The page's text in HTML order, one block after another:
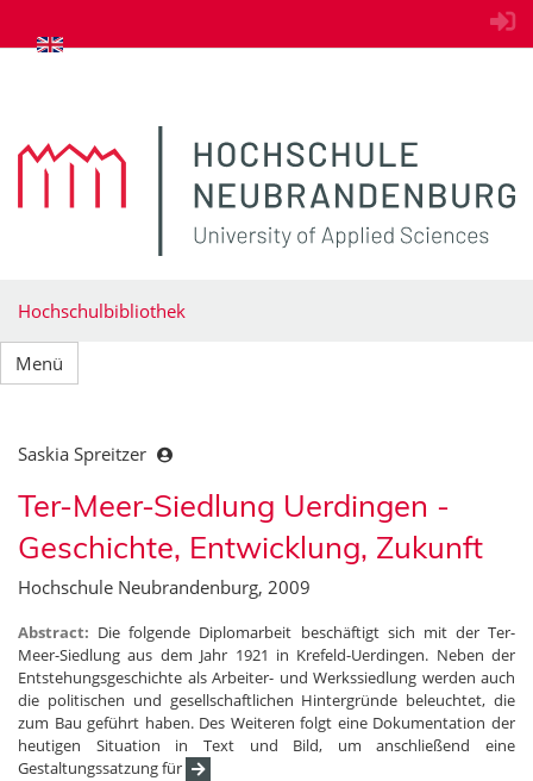
zum Inhalt springen
Hochschulbibliothek
Menü
Saskia Spreitzer
Ter-Meer-Siedlung Uerdingen -
Geschichte, Entwicklung, Zukunft
Hochschule Neubrandenburg, 2009
Abstract: Die folgende Diplomarbeit beschäftigt sich mit der Ter-
Meer-Siedlung aus dem Jahr 1921 in Krefeld-Uerdingen. Neben der
Entstehungsgeschichte als Arbeiter- und Werkssiedlung werden auch
die politischen und gesellschaftlichen Hintergründe beleuchtet, die
zum Bau geführt haben. Des Weiteren folgt eine Dokumentation der
heutigen Situation in Text und Bild, um anschließend eine
Gestaltungssatzung für